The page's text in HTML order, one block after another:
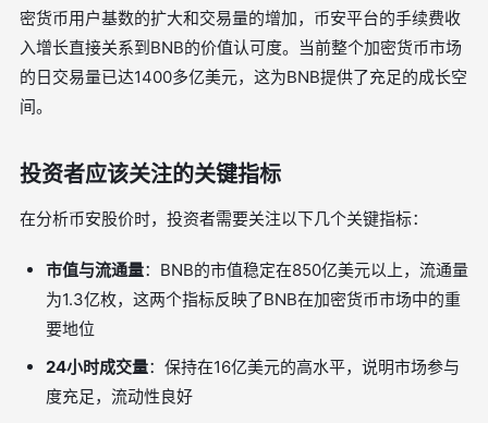
密货币用户基数的扩大和交易量的增加，币安平台的手续费收
入增长直接关系到BNB的价值认可度。当前整个加密货币市场
的日交易量已达1400多亿美元，这为BNB提供了充足的成长空
间。
投资者应该关注的关键指标
在分析币安股价时，投资者需要关注以下几个关键指标：
市值与流通量：BNB的市值稳定在850亿美元以上，流通量
为1.3亿枚，这两个指标反映了BNB在加密货币市场中的重
要地位
24小时成交量：保持在16亿美元的高水平，说明市场参与
度充足，流动性良好